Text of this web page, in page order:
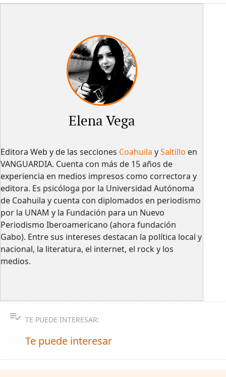
Elena Vega
Editora Web y de las secciones Coahuila ySaltillo en
VANGUARDIA. Cuenta con más de 15 años de
experiencia en medios impresos como correctora y
editora. Es psicóloga por la Universidad Autónoma
de Coahuila y cuenta con diplomados en periodismo
por la UNAM y la Fundación para un Nuevo
Periodismo Iberoamericano (ahora fundación
Gabo). Entre sus intereses destacan la política local y
nacional, la literatura, el internet, el rock y los
medios.
TE PUEDE INTERESAR:
Te puede interesar